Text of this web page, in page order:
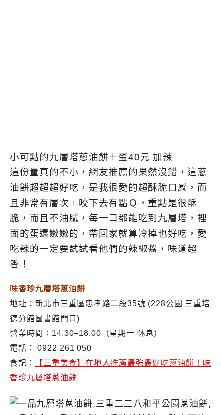
小可點的九層塔蔥油餅＋蛋40元 加辣
這份量真的不小，網友推薦的果然沒錯，這蔥
油餅超超超好吃，是我很愛的超酥脆口感，而
且非常有層次，咬下去有點Ｑ，重點是很酥
脆，而且不油膩，每一口都能吃到九層塔，裡
面的蛋還嫩嫩的，帶回家就算冷掉也好吃，愛
吃辣的一定要試試看他們的辣椒醬，味道超
香！
味香珍九層塔蔥油餅
地址：新北市三重區忠孝路二段35號 (228公園 三重培
德分館圖書館門口)
營業時間：14:30–18:00（星期一 休息）
電話： 0922 261 050
食記：
【三重美食】在地人推薦最強最好吃蔥油餅！味
香珍九層塔蔥油餅